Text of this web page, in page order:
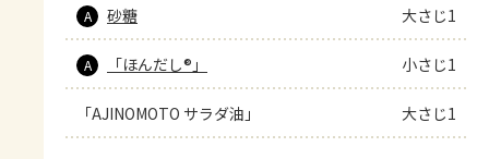
A 砂糖 大さじ1
A 「ほんだし®」 小さじ1
「AJINOMOTO サラダ油」 大さじ1